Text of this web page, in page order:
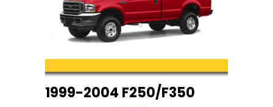
1999-2004 F250/F350